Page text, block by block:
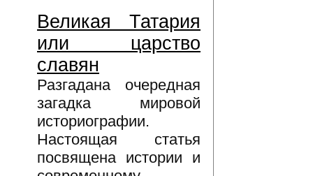
Великая Татария
или царство
славян
Разгадана очередная
загадка мировой
историографии.
Настоящая статья
посвящена истории и